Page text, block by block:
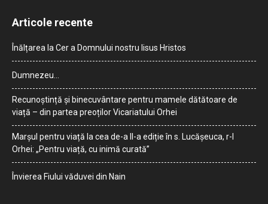
Articole recente
Înălțarea la Cer a Domnului nostru Iisus Hristos
Dumnezeu…
Recunoștință și binecuvântare pentru mamele dătătoare de
viață – din partea preoților Vicariatului Orhei
Marșul pentru viață la cea de-a II-a ediție în s. Lucășeuca, r-l
Orhei: „Pentru viață, cu inimă curată”
Învierea Fiului văduvei din Nain